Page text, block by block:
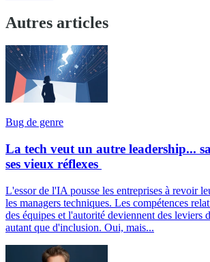
Autres articles
Bug de genre
La tech veut un autre leadership...
ses vieux réflexes
L'essor de l'IA pousse les entreprises à revoir
les managers techniques. Les compétences
des équipes et l'autorité deviennent des leviers
autant que d'inclusion. Oui, mais...